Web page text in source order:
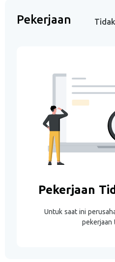
Pekerjaan
Pekerjaan
Untuk saat ini
pekerjaan